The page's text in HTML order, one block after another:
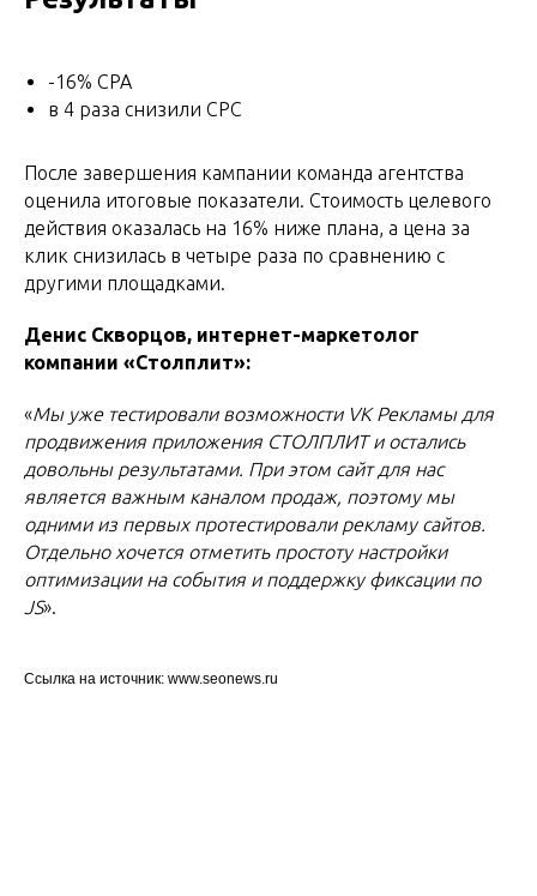
-16% CPA
в 4 раза снизили CPC
После завершения кампании команда агентства
оценила итоговые показатели. Стоимость целевого
действия оказалась на 16% ниже плана, а цена за
клик снизилась в четыре раза по сравнению с
другими площадками.
Денис Скворцов, интернет-маркетолог
компании «Столплит»:
«Мы уже тестировали возможности VK Рекламы для
продвижения приложения СТОЛПЛИТ и остались
довольны результатами. При этом сайт для нас
является важным каналом продаж, поэтому мы
одними из первых протестировали рекламу сайтов.
Отдельно хочется отметить простоту настройки
оптимизации на события и поддержку фиксации по
JS».
Ссылка на источник: www.seonews.ru